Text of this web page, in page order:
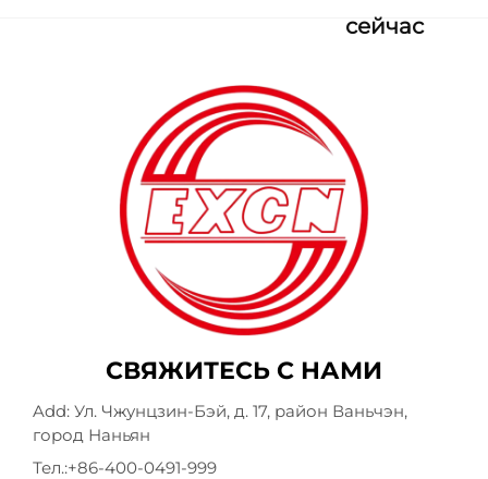
сейчас
СВЯЖИТЕСЬ С НАМИ
Add: Ул. Чжунцзин-Бэй, д. 17, район Ваньчэн,
город Наньян
Тел.:+86-400-0491-999